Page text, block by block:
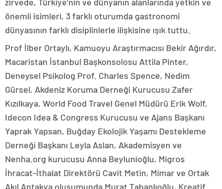
önemli isimleri, 3 farklı oturumda gastronomi
dünyasının farklı disiplinlerle ilişkisine ışık tuttu.
Prof İlber Ortaylı, Kamuoyu Araştırmacısı Bekir Ağırdır,
Macaristan İstanbul Başkonsolosu Attila Pinter,
Deneysel Psikolog Prof. Charles Spence, Nedim
Gürsel, Akdeniz Koruma Derneği Kurucusu Zafer
Kızılkaya, World Food Travel Genel Müdürü Erik Wolf,
Idecon Idea & Congress Kurucusu ve Ajans Başkanı
Yaprak Yapsan, Buğday Ekolojik Yaşamı Destekleme
Derneği Başkanı Leyla Aslan, Akademisyen ve
Nenha.org kurucusu Anna Beylunioğlu, Migros
İhracat-İthalat Direktörü Cavit Metin, Mimar ve Ortak
Akıl Antakya oluşumunda Murat Tabanlıoğlu, Kreatif